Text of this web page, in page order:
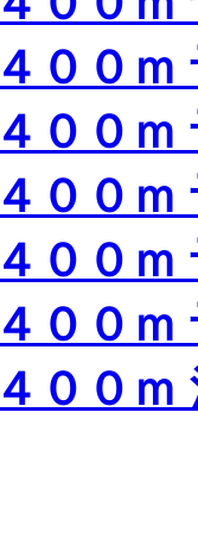
００ｍ
００ｍ
００ｍ
００ｍ
００ｍ
００ｍ